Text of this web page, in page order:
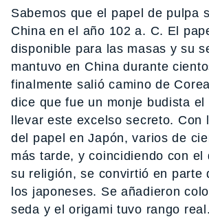
Sabemos que el papel de pulpa
China en el año 102 a. C. El
disponible para las masas y su
mantuvo en China durante
finalmente salió camino de
dice que fue un monje budista el
llevar este excelso secreto. Con
del papel en Japón, varios de
más tarde, y coincidiendo con el
su religión, se convirtió en parte
los japoneses. Se añadieron
seda y el origami tuvo rango